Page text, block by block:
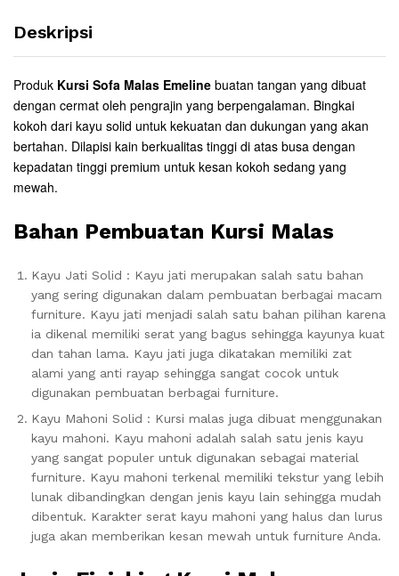
Deskripsi
Produk Kursi Sofa Malas Emeline buatan tangan yang dibuat
dengan cermat oleh pengrajin yang berpengalaman. Bingkai
kokoh dari kayu solid untuk kekuatan dan dukungan yang akan
bertahan. Dilapisi kain berkualitas tinggi di atas busa dengan
kepadatan tinggi premium untuk kesan kokoh sedang yang
mewah.
Bahan Pembuatan Kursi Malas
Kayu Jati Solid : Kayu jati merupakan salah satu bahan
yang sering digunakan dalam pembuatan berbagai macam
furniture. Kayu jati menjadi salah satu bahan pilihan karena
ia dikenal memiliki serat yang bagus sehingga kayunya kuat
dan tahan lama. Kayu jati juga dikatakan memiliki zat
alami yang anti rayap sehingga sangat cocok untuk
digunakan pembuatan berbagai furniture.
Kayu Mahoni Solid : Kursi malas juga dibuat menggunakan
kayu mahoni. Kayu mahoni adalah salah satu jenis kayu
yang sangat populer untuk digunakan sebagai material
furniture. Kayu mahoni terkenal memiliki tekstur yang lebih
lunak dibandingkan dengan jenis kayu lain sehingga mudah
dibentuk. Karakter serat kayu mahoni yang halus dan lurus
juga akan memberikan kesan mewah untuk furniture Anda.